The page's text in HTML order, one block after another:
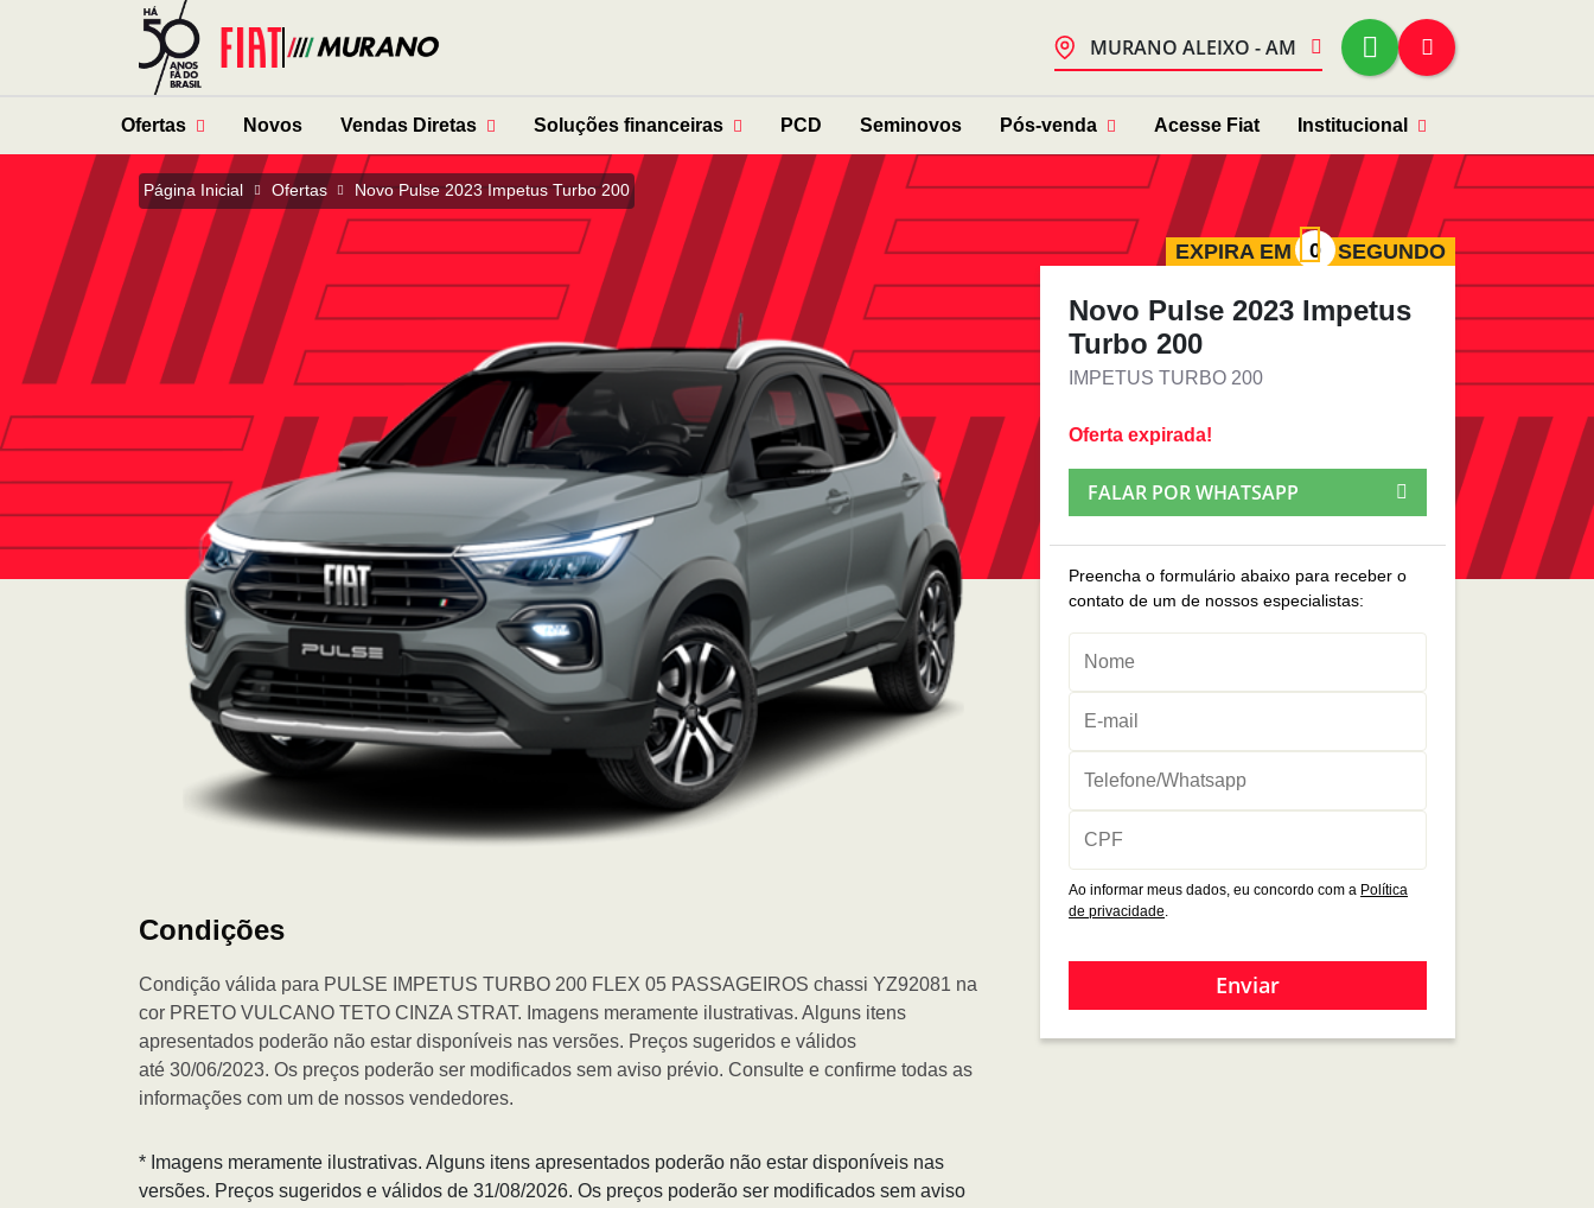
MURANO ALEIXO - AM
Ofertas Novos Vendas Diretas Soluções financeiras PCD Seminovos Pós-venda Acesse Fiat Institucional
Página Inicial Ofertas Novo Pulse 2023 Impetus Turbo 200
Condições
Condição válida para PULSE IMPETUS TURBO 200 FLEX 05 PASSAGEIROS chassi YZ92081 na
cor PRETO VULCANO TETO CINZA STRAT. Imagens meramente ilustrativas. Alguns itens
apresentados poderão não estar disponíveis nas versões. Preços sugeridos e válidos
até 30/06/2023. Os preços poderão ser modificados sem aviso prévio. Consulte e confirme todas as
informações com um de nossos vendedores.
* Imagens meramente ilustrativas. Alguns itens apresentados poderão não estar disponíveis nas
versões. Preços sugeridos e válidos de 31/08/2026. Os preços poderão ser modificados sem aviso
EXPIRA EM SEGUNDO
Novo Pulse 2023 Impetus
Turbo 200
IMPETUS TURBO 200
Oferta expirada!
FALAR POR WHATSAPP
Preencha o formulário abaixo para receber o
contato de um de nossos especialistas:
Ao informar meus dados, eu concordo com a Política
de privacidade.
Enviar